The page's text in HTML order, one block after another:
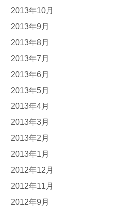
2013年10月
2013年9月
2013年8月
2013年7月
2013年6月
2013年5月
2013年4月
2013年3月
2013年2月
2013年1月
2012年12月
2012年11月
2012年9月